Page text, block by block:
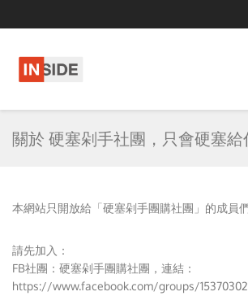
關於 硬塞剁手社團，只會硬塞給
本網站只開放給「硬塞剁手團購社團 」的成員
請先加入：
FB社團： 硬塞剁手團購社團 ，連結：
https://www.facebook.com/groups/